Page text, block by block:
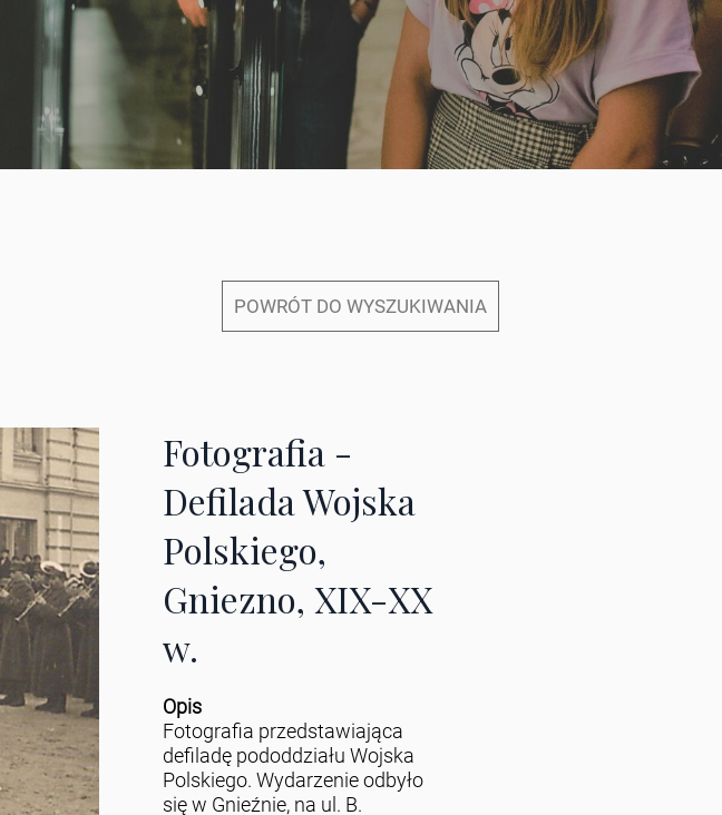
POWRÓT DO WYSZUKIWANIA
Fotografia -
Defilada Wojska
Polskiego,
Gniezno, XIX-XX
w.
Opis
Fotografia przedstawiająca
defiladę pododdziału Wojska
Polskiego. Wydarzenie odbyło
się w Gnieźnie, na ul. B.